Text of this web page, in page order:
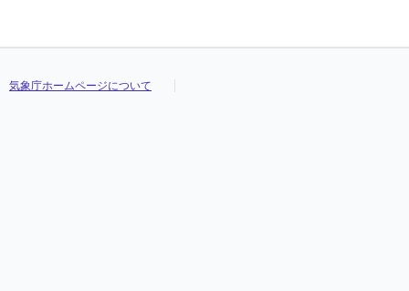
気象庁ホームページについて